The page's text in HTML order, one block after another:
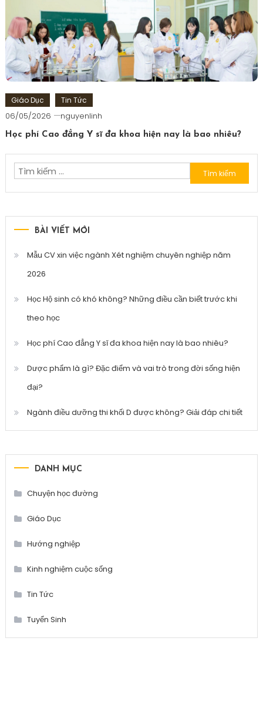
Giáo Dục Tin Tức
06/05/2026 nguyenlinh
Học phí Cao đẳng Y sĩ đa khoa hiện nay là bao nhiêu?
Tìm
kiếm
BÀI VIẾT MỚI
Mẫu CV xin việc ngành Xét nghiệm chuyên nghiệp năm
2026
Học Hộ sinh có khó không? Những điều cần biết trước khi
theo học
Học phí Cao đẳng Y sĩ đa khoa hiện nay là bao nhiêu?
Dược phẩm là gì? Đặc điểm và vai trò trong đời sống hiện
đại?
Ngành điều dưỡng thi khối D được không? Giải đáp chi tiết
DANH MỤC
Chuyện học đường
Giáo Dục
Hướng nghiệp
Kinh nghiệm cuộc sống
Tin Tức
Tuyển Sinh